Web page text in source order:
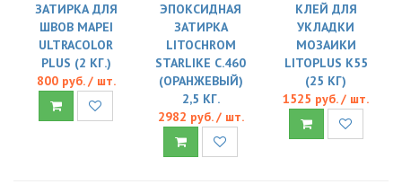
ЗАТИРКА ДЛЯ
ШВОВ MAPEI
ULTRACOLOR
PLUS (2 КГ.)
800 руб. / шт.
ЭПОКСИДНАЯ
ЗАТИРКА
LITOCHROM
STARLIKE C.460
(ОРАНЖЕВЫЙ)
2,5 КГ.
2982 руб. / шт.
КЛЕЙ ДЛЯ
УКЛАДКИ
МОЗАИКИ
LITOPLUS K55
(25 КГ)
1525 руб. / шт.